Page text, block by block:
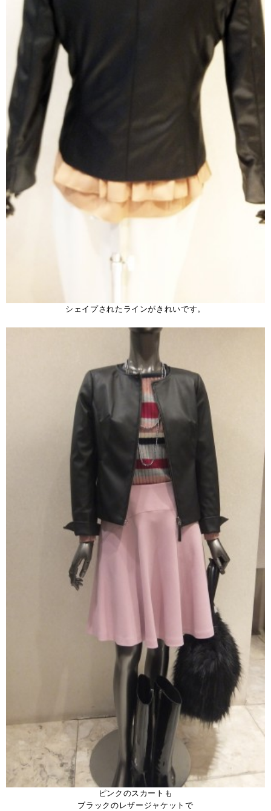
シェイプされたラインがきれいです。
ピンクのスカートも
ブラックのレザージャケットで